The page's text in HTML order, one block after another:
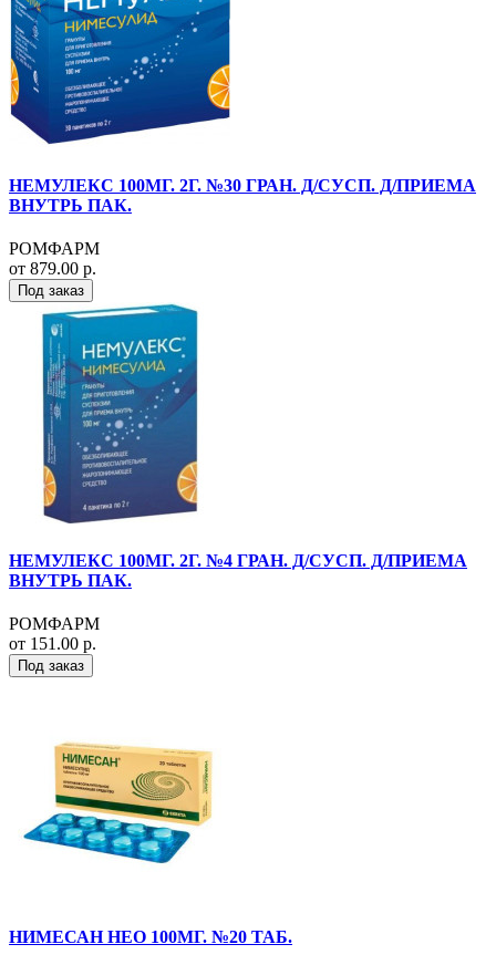
НЕМУЛЕКС 100МГ. 2Г. №30 ГРАН. Д/СУСП. Д/ПРИЕМА
ВНУТРЬ ПАК.
РОМФАРМ
от 879.00 р.
Под заказ
НЕМУЛЕКС 100МГ. 2Г. №4 ГРАН. Д/СУСП. Д/ПРИЕМА
ВНУТРЬ ПАК.
РОМФАРМ
от 151.00 р.
Под заказ
НИМЕСАН НЕО 100МГ. №20 ТАБ.